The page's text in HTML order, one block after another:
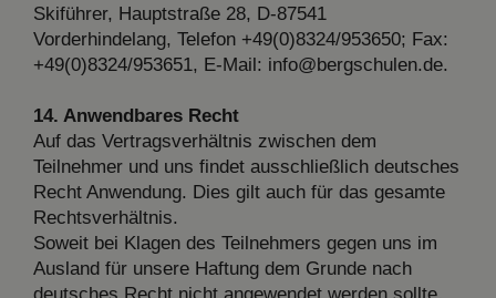
Skiführer, Hauptstraße 28, D-87541
Vorderhindelang, Telefon +49(0)8324/953650; Fax:
+49(0)8324/953651, E-Mail: info@bergschulen.de.
14. Anwendbares Recht
Auf das Vertragsverhältnis zwischen dem
Teilnehmer und uns findet ausschließlich deutsches
Recht Anwendung. Dies gilt auch für das gesamte
Rechtsverhältnis.
Soweit bei Klagen des Teilnehmers gegen uns im
Ausland für unsere Haftung dem Grunde nach